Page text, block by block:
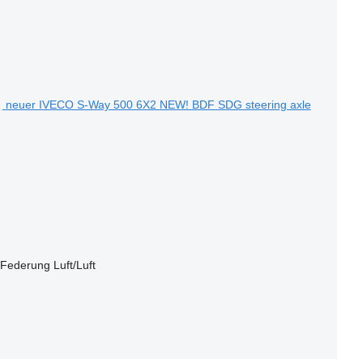
neuer IVECO S-Way 500 6X2 NEW! BDF SDG steering axle
Federung Luft/Luft